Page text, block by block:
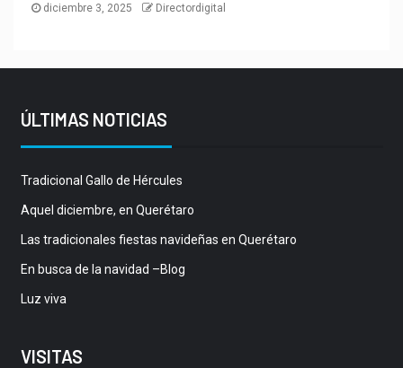
diciembre 3, 2025 Directordigital
ÚLTIMAS NOTICIAS
Tradicional Gallo de Hércules
Aquel diciembre, en Querétaro
Las tradicionales fiestas navideñas en Querétaro
En busca de la navidad –Blog
Luz viva
VISITAS